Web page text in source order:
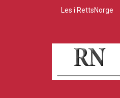
Les i RettsNorge